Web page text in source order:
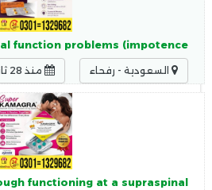
function problems (impotence
السعودية - رفحاء منذ 28 ثانية
functioning at a supraspinal